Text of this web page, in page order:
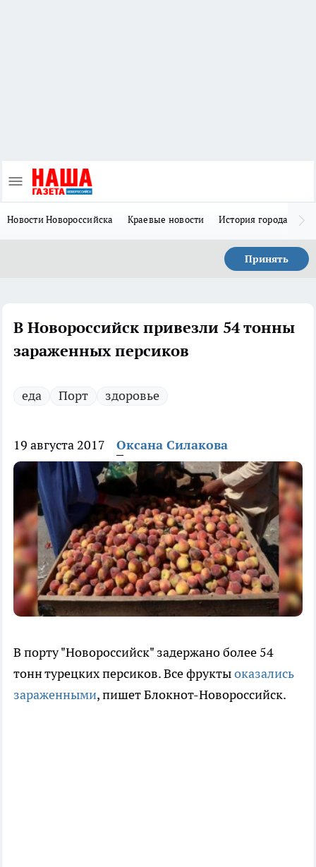
Новости Новороссийска Краевые новости История города Н
Принять
В Новороссийск привезли 54 тонны
зараженных персиков
еда Порт здоровье
19 августа 2017 Оксана Силакова
В порту "Новороссийск" задержано более 54
тонн турецких персиков. Все фруктыоказались
зараженными, пишет Блокнот-Новороссийск.